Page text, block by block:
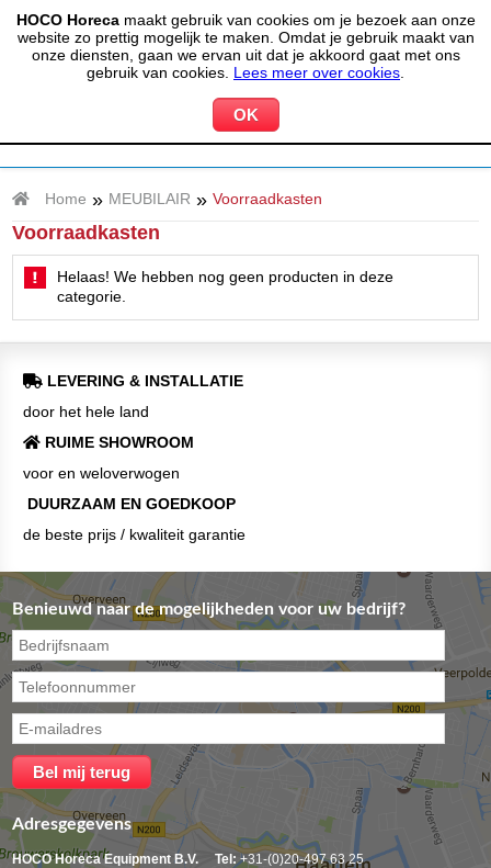
HOCO Horecamaakt gebruik van cookies om je bezoek aan onze
website zo prettig mogelijk te maken. Omdat je gebruik maakt van
onze diensten, gaan we ervan uit dat je akkoord gaat met ons
gebruik van cookies. Lees meer over cookies
(020) 497 6325 info@hocohoreca.nl
MIJN ACCOUNT 0 WINKELWAGEN
Home » MEUBILAIR » Voorraadkasten
Voorraadkasten
Helaas! We hebben nog geen producten in deze
categorie.
LEVERING & INSTALLATIE
door het hele land
RUIME SHOWROOM
voor en weloverwogen
DUURZAAM EN GOEDKOOP
de beste prijs / kwaliteit garantie
Benieuwd naar de mogelijkheden voor uw bedrijf?
Adresgegevens
HOCO Horeca Equipment B.V.
Tel:+31-(0)20-497 63 25